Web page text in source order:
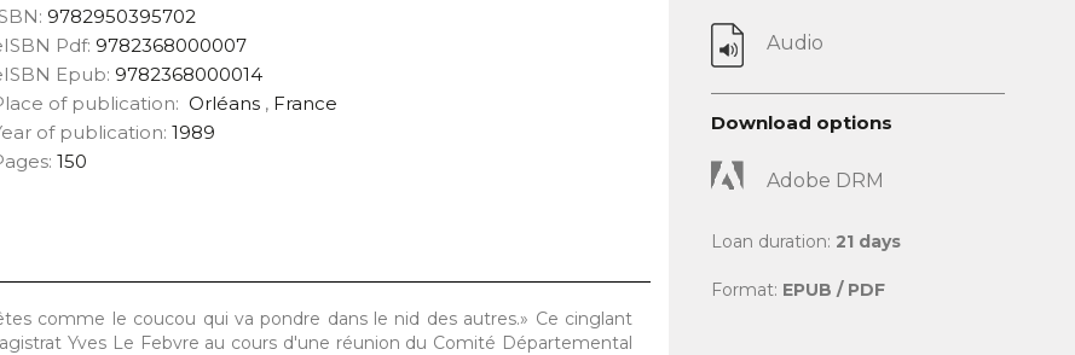
9782950395702
Pdf: 9782368000007
Epub: 9782368000014
of publication: Orléans, France
of publication: 1989
150
comme le coucou qui va pondre dans le nid des autres.» Ce cinglant
Yves Le Febvre au cours d'une réunion du Comité Départemental
Audio
Download options
Adobe DRM
Loan duration: 21 days
Format: EPUB / PDF